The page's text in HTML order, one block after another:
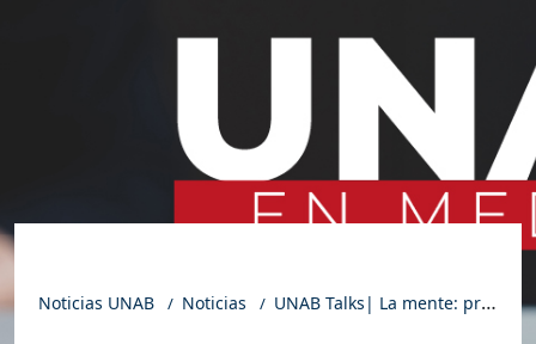
Noticias UNAB Noticias UNAB Talks| La mente: principal aliado (o enemigo) de un deportista